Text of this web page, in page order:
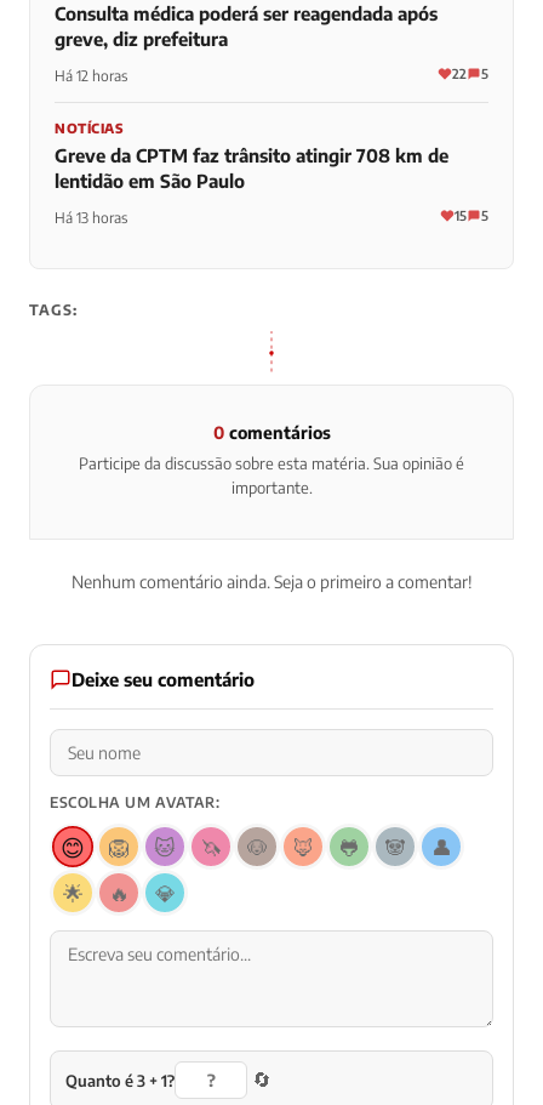
Consulta médica poderá ser reagendada após
greve, diz prefeitura
Há 12 horas 22 5
NOTÍCIAS
Greve da CPTM faz trânsito atingir 708 km de
lentidão em São Paulo
Há 13 horas 15 5
TAGS:
0comentários
Participe da discussão sobre esta matéria. Sua opinião é
importante.
Nenhum comentário ainda. Seja o primeiro a comentar!
Deixe seu comentário
ESCOLHA UM AVATAR:
😊 🦁 🐱 🦄 🐶 🦊 🐸 🐼
👤
🌟
🔥 💎
Quanto é 3 + 1? 🔄